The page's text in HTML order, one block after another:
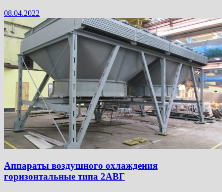
08.04.2022
Аппараты воздушного охлаждения
горизонтальные типа 2АВГ